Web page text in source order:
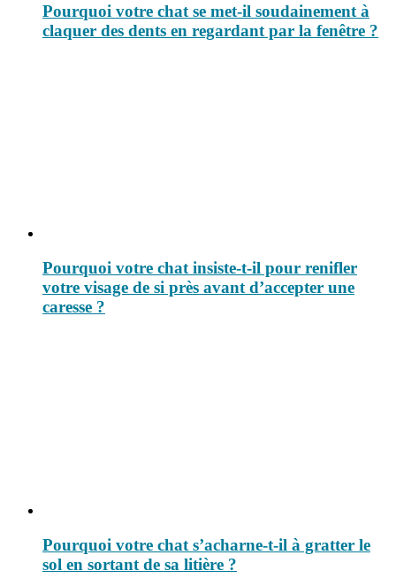
Pourquoi votre chat se met-il soudainement à
claquer des dents en regardant par la fenêtre ?
Pourquoi votre chat insiste-t-il pour renifler
votre visage de si près avant d’accepter une
caresse ?
Pourquoi votre chat s’acharne-t-il à gratter le
sol en sortant de sa litière ?